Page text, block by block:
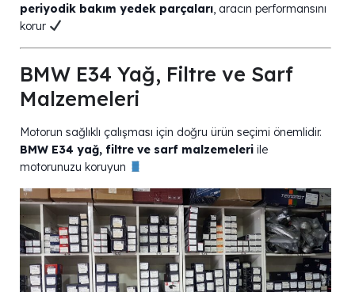
periyodik bakım yedek parçaları , aracın performansını
korur
BMW E34 Yağ, Filtre ve Sarf
Malzemeleri
Motorun sağlıklı çalışması için doğru ürün seçimi önemlidir.
BMW E34 yağ, filtre ve sarf malzemeleri ile
motorunuzu koruyun